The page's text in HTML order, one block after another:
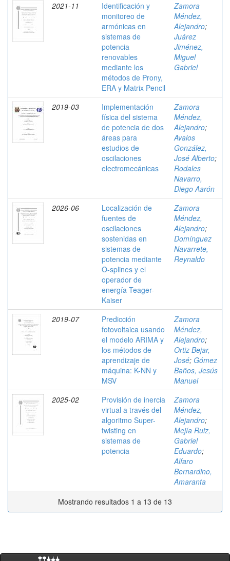
2021-11
Identificación y
monitoreo de
armónicas en
sistemas de
potencia
renovables
mediante los
métodos de Prony,
ERA y Matrix Pencil
Zamora
Méndez,
Alejandro;
Juárez
Jiménez,
Miguel
Gabriel
2019-03
Implementación
física del sistema
de potencia de dos
áreas para
estudios de
oscilaciones
electromecánicas
Zamora
Méndez,
Alejandro;
Avalos
González,
José Alberto;
Rodales
Navarro,
Diego Aarón
2026-06
Localización de
fuentes de
oscilaciones
sostenidas en
sistemas de
potencia mediante
O-splines y el
operador de
energía Teager-
Kaiser
Zamora
Méndez,
Alejandro;
Domínguez
Navarrete,
Reynaldo
2019-07
Predicción
fotovoltaica usando
el modelo ARIMA y
los métodos de
aprendizaje de
máquina: K-NN y
MSV
Zamora
Méndez,
Alejandro;
Ortiz Bejar,
José; Gómez
Baños, Jesús
Manuel
2025-02
Provisión de inercia
virtual a través del
algoritmo Super-
twisting en
sistemas de
potencia
Zamora
Méndez,
Alejandro;
Mejía Ruiz,
Gabriel
Eduardo;
Alfaro
Bernardino,
Amaranta
Mostrando resultados 1 a 13 de 13